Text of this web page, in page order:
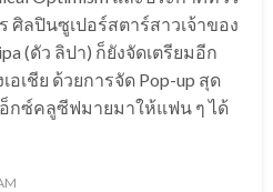
ศิลปินซูเปอร์สตาร์สาวเจ้าของ
(ดัว ลิปา) ก็ยังจัดเตรียมอีก
เชีย ด้วยการจัด Pop-up สุด
กซ์คลูซีฟมายมาให้แฟน ๆ ได้